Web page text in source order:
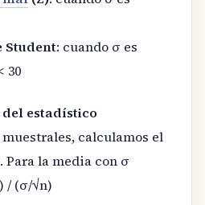
Student: cuando σ es
30
estadístico
calculamos el
la media con σ
/ (σ/√n)